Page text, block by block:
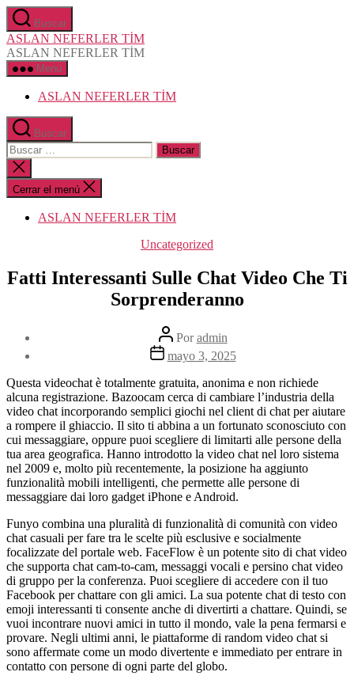
Saltar
al
contenido
Buscar
ASLAN NEFERLER TİM
ASLAN NEFERLER TİM
Menú
ASLAN NEFERLER TİM
Buscar
Buscar:
Cerrar
la
búsqueda
Cerrar el menú
ASLAN NEFERLER TİM
Categorías
Uncategorized
Fatti Interessanti Sulle Chat Video Che Ti
Sorprenderanno
Autor
de
la
Poradmin
Fecha
la
entrada
mayo 3, 2025
Questa videochat è totalmente gratuita, anonima e non richiede
alcuna registrazione. Bazoocam cerca di cambiare l’industria della
video chat incorporando semplici giochi nel client di chat per aiutare
a rompere il ghiaccio. Il sito ti abbina a un fortunato sconosciuto con
cui messaggiare, oppure puoi scegliere di limitarti alle persone della
tua area geografica. Hanno introdotto la video chat nel loro sistema
nel 2009 e, molto più recentemente, la posizione ha aggiunto
funzionalità mobili intelligenti, che permette alle persone di
messaggiare dai loro gadget iPhone e Android.
Funyo combina una pluralità di funzionalità di comunità con video
chat casuali per fare tra le scelte più esclusive e socialmente
focalizzate del portale web. FaceFlow è un potente sito di chat video
che supporta chat cam-to-cam, messaggi vocali e persino chat video
di gruppo per la conferenza. Puoi scegliere di accedere con il tuo
Facebook per chattare con gli amici. La sua potente chat di testo con
emoji interessanti ti consente anche di divertirti a chattare. Quindi, se
vuoi incontrare nuovi amici in tutto il mondo, vale la pena fermarsi e
provare. Negli ultimi anni, le piattaforme di random video chat si
sono affermate come un modo divertente e immediato per entrare in
contatto con persone di ogni parte del globo.